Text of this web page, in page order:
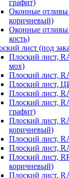
графит)
Оконные
коричневый)
Оконные
кость)
лист (под
Плоский лист,
мох)
Плоский лист,
Плоский лист,
Плоский лист,
Плоский лист,
графит)
Плоский лист,
коричневый)
Плоский лист,
Плоский лист,
Плоский лист,
коричневый)
Плоский лист,